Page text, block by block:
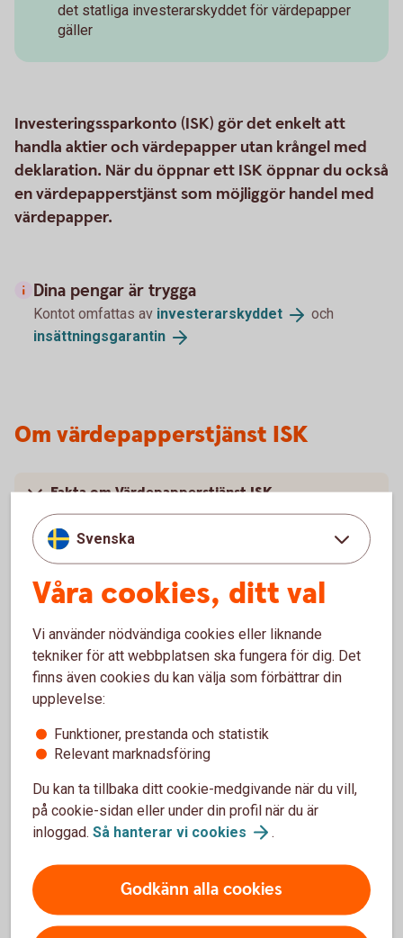
det statliga investerarskyddet för värdepapper
gäller
Investeringssparkonto (ISK) gör det enkelt att
handla aktier och värdepapper utan krångel med
deklaration. När du öppnar ett ISK öppnar du också
en värdepapperstjänst som möjliggör handel med
värdepapper.
Dina pengar är trygga
Kontot omfattas av investerarskyddet
och
insättningsgarantin
Om värdepapperstjänst ISK
Fakta om Värdepapperstjänst ISK
Pris
Har du fler frågor om värdepapperstjänsten?
Investeringssparkonto (ISK)
I ett ISK kan du enkelt samla ditt sparande i fonder,
aktier och andra värdepapper. Tillgångarna beskattas
med en schablonskatt
Investeringssparkonto
Svenska
Våra cookies, ditt val
Vi använder nödvändiga cookies eller liknande
tekniker för att webbplatsen ska fungera för dig. Det
finns även cookies du kan välja som förbättrar din
upplevelse:
Funktioner, prestanda och statistik
Relevant marknadsföring
Du kan ta tillbaka ditt cookie-medgivande när du vill,
på cookie-sidan eller under din profil när du är
inloggad. Så hanterar vi cookies .
Godkänn alla cookies